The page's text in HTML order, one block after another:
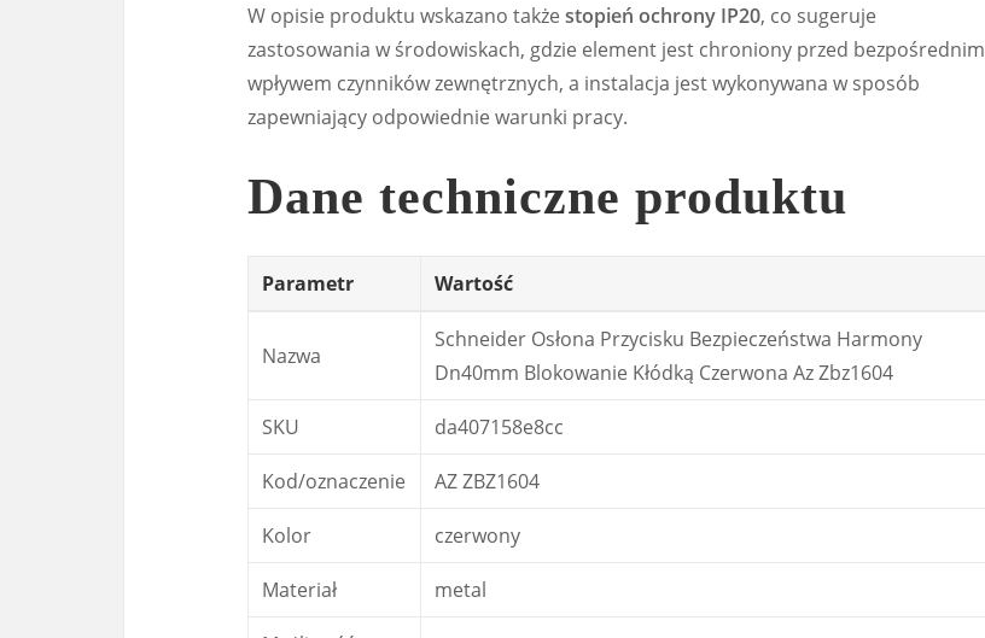
W opisie produktu wskazano także stopień ochrony IP20, co sugeruje
zastosowania w środowiskach, gdzie element jest chroniony przed bezpośrednim
wpływem czynników zewnętrznych, a instalacja jest wykonywana w sposób
zapewniający odpowiednie warunki pracy.
Dane techniczne produktu
Parametr Wartość
Nazwa
Schneider Osłona Przycisku Bezpieczeństwa Harmony
Dn40mm Blokowanie Kłódką Czerwona Az Zbz1604
SKU da407158e8cc
Kod/oznaczenie AZ ZBZ1604
Kolor czerwony
Materiał metal